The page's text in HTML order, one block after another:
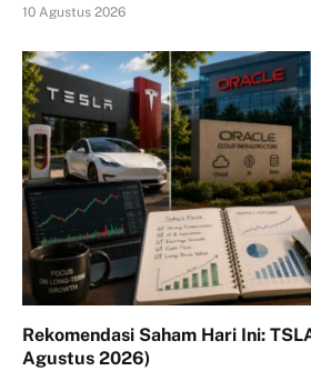
10 Agustus 2026
Rekomendasi Saham Hari Ini:
Agustus 2026)